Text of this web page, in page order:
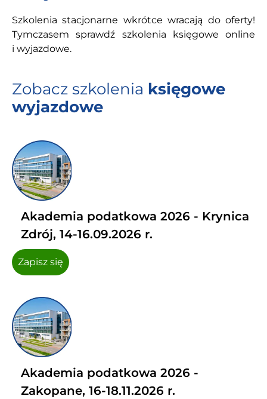
Szkolenia stacjonarne wkrótce wracają do oferty!
Tymczasem sprawdź szkolenia księgowe online
i wyjazdowe.
Zobacz szkolenia księgowe
wyjazdowe
Akademia podatkowa 2026 - Krynica
Zdrój, 14-16.09.2026 r.
Zapisz się
Akademia podatkowa 2026 -
Zakopane, 16-18.11.2026 r.